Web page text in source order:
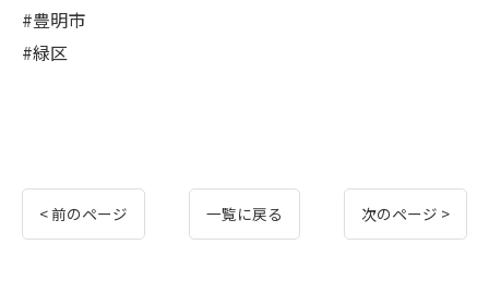
#豊明市
#緑区
< 前のページ 一覧に戻る 次のページ >